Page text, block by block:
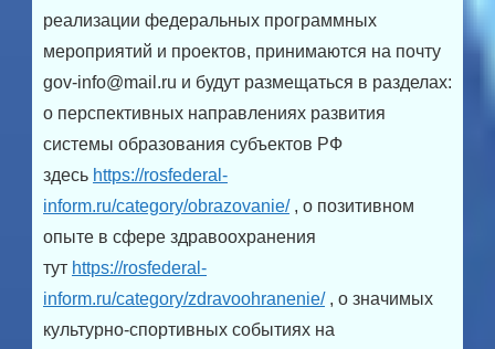
реализации федеральных программных
мероприятий и проектов, принимаются на почту
gov-info@mail.ru и будут размещаться в разделах:
о перспективных направлениях развития
системы образования субъектов РФ
здесь https://rosfederal-
inform.ru/category/obrazovanie/, о позитивном
опыте в сфере здравоохранения
тут https://rosfederal-
inform.ru/category/zdravoohranenie/, о значимых
культурно-спортивных событиях на